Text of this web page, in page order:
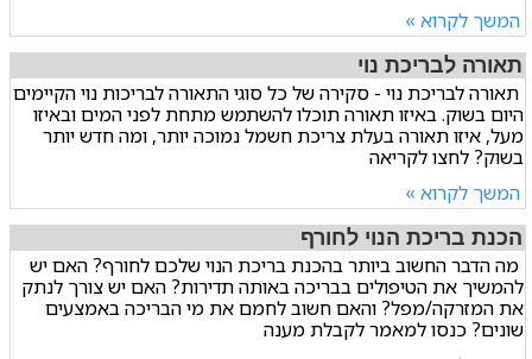
המשך לקרוא »
תאורה לבריכת נוי
תאורה לבריכת נוי - סקירה של כל סוגי התאורה לבריכות נוי הקיימים
היום בשוק. באיזו תאורה תוכלו להשתמש מתחת לפני המים ובאיזו
מעל, איזו תאורה בעלת צריכת חשמל נמוכה יותר, ומה חדש יותר
בשוק? לחצו לקריאה
המשך לקרוא »
הכנת בריכת הנוי לחורף
מה הדבר החשוב ביותר בהכנת בריכת הנוי שלכם לחורף? האם יש
להמשיך את הטיפולים בבריכה באותה תדירות? האם יש צורך לנתק
את המזרקה/מפל? והאם חשוב לחמם את מי הבריכה באמצעים
שונים? כנסו למאמר לקבלת מענה